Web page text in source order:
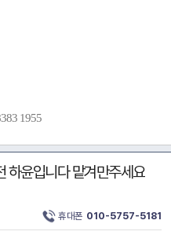
1955
하윤입니다 맡겨만주세요
휴대폰 010-5757-5181